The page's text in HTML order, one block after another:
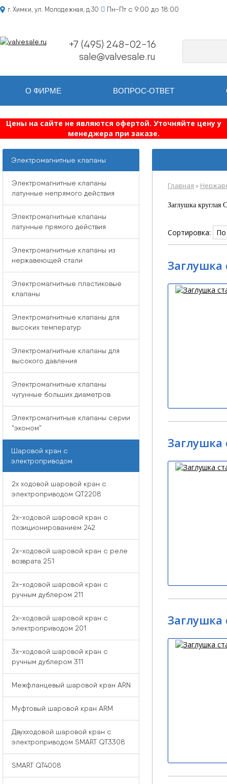
г. Химки, ул. Молодежная, д.30 Пн-Пт с 9:00 до 18:00
+7 (495) 248-02-16
sale@valvesale.ru
О ФИРМЕ ВОПРОС-ОТВЕТ
Цены на сайте не являются офертой. Уточняйте цену у
менеджера при заказе.
Главная »
Заглушка круглая
Сортировка:
Заглушка
Заглушка
Заглушка
Электромагнитные клапаны
Электромагнитные клапаны
латунные непрямого действия
Электромагнитные клапаны
латунные прямого действия
Электромагнитные клапаны из
нержавеющей стали
Электромагнитные пластиковые
клапаны
Электромагнитные клапаны для
высоких температур
Электромагнитные клапаны для
высокого давления
Электромагнитные клапаны
чугунные больших диаметров
Электромагнитные клапаны серии
"эконом"
Шаровой кран с
электроприводом
2x ходовой шаровой кран с
электроприводом QT2208
2x-ходовой шаровой кран с
позиционированием 242
2x-ходовой шаровой кран с реле
возврата 251
2x-ходовой шаровой кран с
ручным дублером 211
2x-ходовой шаровой кран с
электроприводом 201
3x-ходовой шаровой кран с
ручным дублером 311
Межфланцевый шаровой кран ARN
Муфтовый шаровой кран ARM
Двухходовой шаровой кран с
электроприводом SMART QT3308
SMART QT4008